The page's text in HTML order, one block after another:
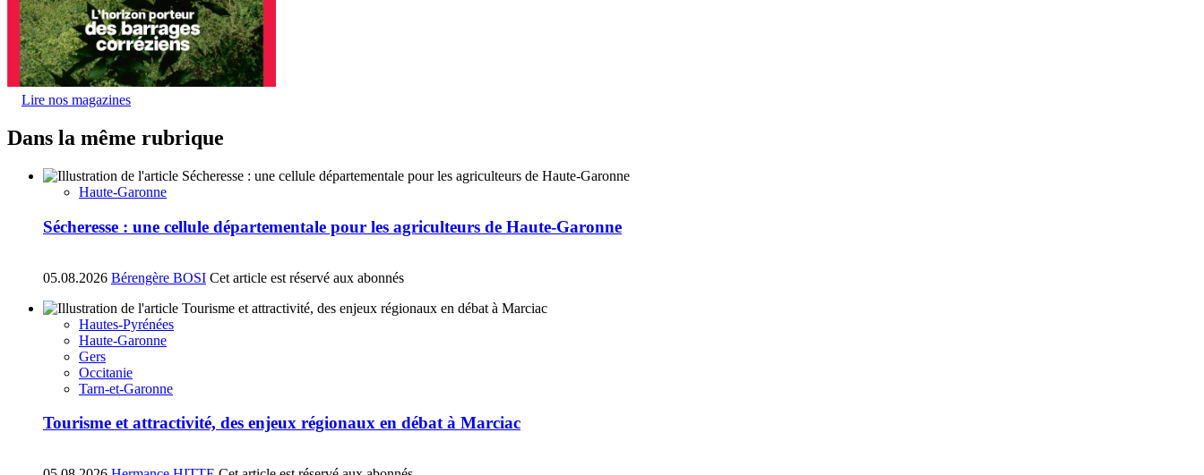
Lire nos magazines
Dans la même rubrique
Haute-Garonne
Sécheresse : une cellule départementale pour les agriculteurs de Haute-Garonne
05.08.2026 Bérengère BOSI Cet article est réservé aux abonnés
Hautes-Pyrénées
Haute-Garonne
Gers
Occitanie
Tarn-et-Garonne
Tourisme et attractivité, des enjeux régionaux en débat à Marciac